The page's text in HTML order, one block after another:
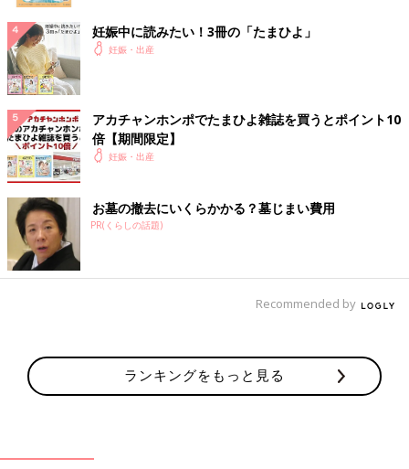
写真はイメージです
Natalya Trofimchuk/gettyimages
「乾燥は赤ちゃんに大敵。肌トラブル予防と感染症対策で空気の
「冬生まれです。夜中の授乳対策で暖房がつけっぱなしなので、
どうしても部屋が乾燥するので購入しました」
「１ヶ月過ぎた頃から赤ちゃんの鼻水がひどくて、加湿すると改
善すると聞いて購入。少し緩和された気がします」
ったら赤ちゃんの声が枯れ気味になり購入しました」
「超音波式はお手入れが大変なので買い換えました」
妊娠中に読みたい！3冊の「たまひよ」
妊娠・出産
アカチャンホンポでたまひよ雑誌を買うとポイント10
倍【期間限定】
妊娠・出産
お墓の撤去にいくらかかる？墓じまい費用
PR(くらしの話題)
Recommended by
ランキングをもっと見る